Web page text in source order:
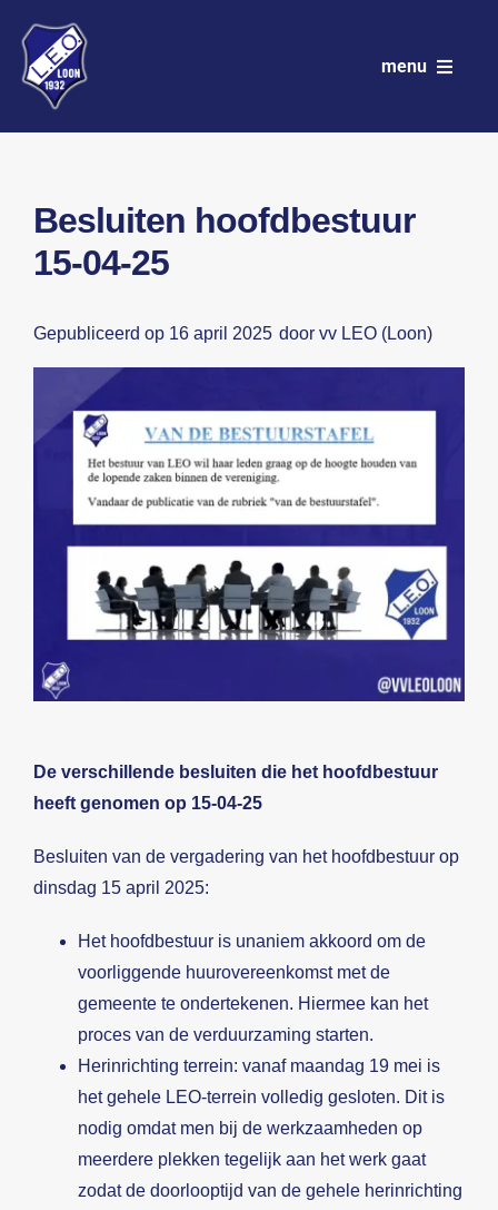
naar
inhoud
menu
Teams
Activiteitenkalender
Beeldbank
Contact
Besluiten hoofdbestuur
15-04-25
Gepubliceerd op 16 april 2025 door vv LEO (Loon)
De verschillende besluiten die het hoofdbestuur
heeft genomen op 15-04-25
Besluiten van de vergadering van het hoofdbestuur op
dinsdag 15 april 2025:
Het hoofdbestuur is unaniem akkoord om de
voorliggende huurovereenkomst met de
gemeente te ondertekenen. Hiermee kan het
proces van de verduurzaming starten.
Herinrichting terrein: vanaf maandag 19 mei is
het gehele LEO-terrein volledig gesloten. Dit is
nodig omdat men bij de werkzaamheden op
meerdere plekken tegelijk aan het werk gaat
zodat de doorlooptijd van de gehele herinrichting